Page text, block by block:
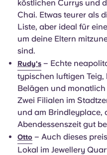
köstlichen Currys und
Chai. Etwas teurer als
Liste, aber ideal für
um deine Eltern
sind.
Rudy's – Echte
typischen luftigen
Belägen und
Zwei Filialen im
und am Brindleyplace,
Abendessenszeit gut
Otto – Auch dieses
Lokal im Jewellery